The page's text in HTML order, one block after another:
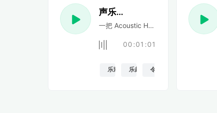
声乐民谣
一把 Acoustic Happy 民谣吉他，带有
00:01:01
乐观的 乐趣 令人振奋